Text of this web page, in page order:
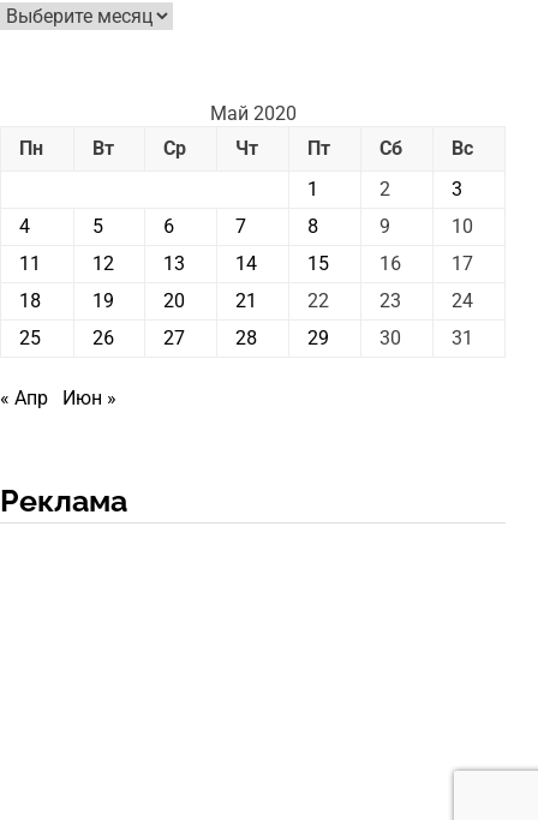
Архив
новостей
Май 2020
Пн
Вт Ср Чт Пт Сб
Вс
1
2
3
4
5 6 7 8 9
10
11
12 13 14 15 16
17
18
19 20 21 22 23
24
25
26 27 28 29 30 31
« Апр Июн »
Реклама